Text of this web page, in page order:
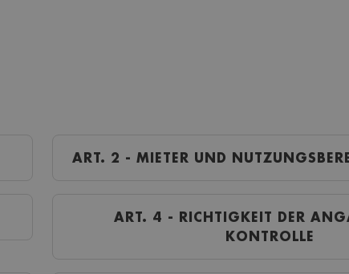
ART. 2 - MIETER UND
ART. 4 - RICHTIGKEIT DER ANGABEN UND
KONTROLLE